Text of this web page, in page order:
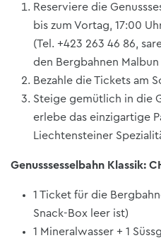
Reserviere die
bis zum Vortag, 17:00
(Tel. +423 263 46 86,
den Bergbahnen
Bezahle die Tickets am
Steige gemütlich in die
erlebe das einzigartige
Liechtensteiner
Genusssesselbahn Klassik:
1 Ticket für die
Snack-Box leer ist)
1 Mineralwasser + 1